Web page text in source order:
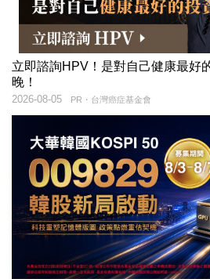
立即諮詢HPV！是對自己健康最好
晚！
PR・台灣癌症基金會
2026-08-05